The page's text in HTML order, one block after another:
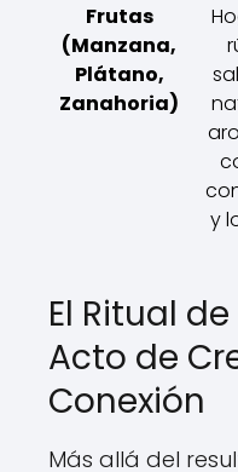
Frutas
(Manzana,
Plátano,
Zanahoria)
y
El Ritual
Acto de
Conexión
Más allá del